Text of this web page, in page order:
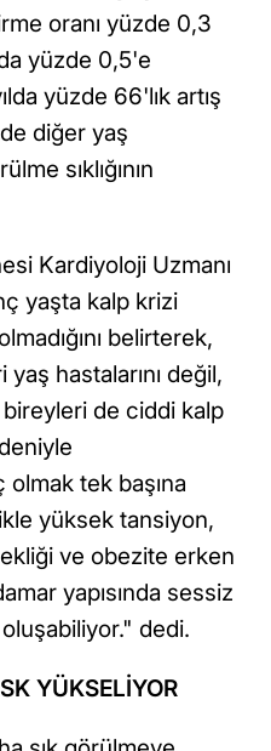
oranı yüzde 0,3
yüzde 0,5'e
yüzde 66'lık artış
diğer yaş
sıklığının
Kardiyoloji Uzmanı
yaşta kalp krizi
belirterek,
hastalarını değil,
de ciddi kalp
tek başına
yüksek tansiyon,
ve obezite erken
yapısında sessiz
dedi.
YÜKSELİYOR